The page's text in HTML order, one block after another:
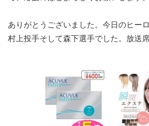
ありがとうございました。今日のヒー
村上投手そして森下選手でした。放送席